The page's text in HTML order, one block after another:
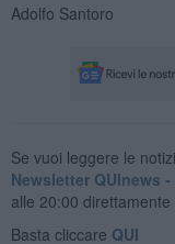
Adolfo Santoro
Se vuoi leggere le
Newsletter QUInews
alle 20:00
Basta cliccare QUI